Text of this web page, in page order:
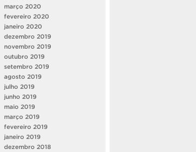
março 2020
fevereiro 2020
janeiro 2020
dezembro 2019
novembro 2019
outubro 2019
setembro 2019
agosto 2019
julho 2019
junho 2019
maio 2019
março 2019
fevereiro 2019
janeiro 2019
dezembro 2018